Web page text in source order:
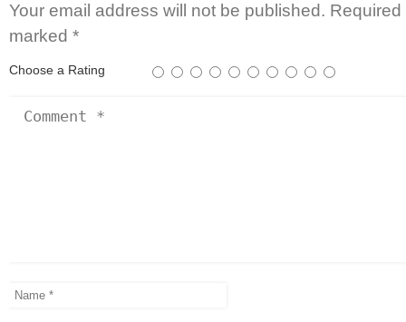
Your email address will not be published. Required
marked *
Choose a Rating